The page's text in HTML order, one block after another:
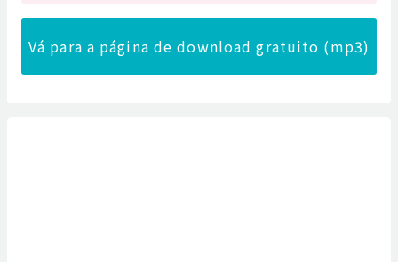
Vá para a página de download gratuito (mp3)